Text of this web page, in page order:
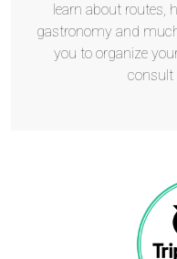
learn about routes,
gastronomy and
you to organize
consult